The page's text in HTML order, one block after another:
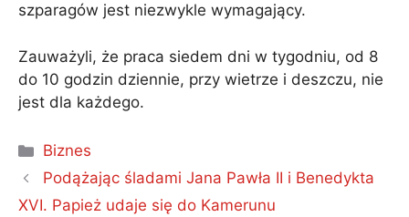
szparagów jest niezwykle wymagający.
Zauważyli, że praca siedem dni w tygodniu, od 8
do 10 godzin dziennie, przy wietrze i deszczu, nie
jest dla każdego.
Kategorie
Biznes
Podążając śladami Jana Pawła II i Benedykta
XVI. Papież udaje się do Kamerunu